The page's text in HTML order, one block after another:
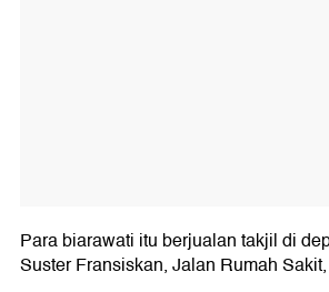
Para biarawati itu berjualan takjil di
Suster Fransiskan, Jalan Rumah